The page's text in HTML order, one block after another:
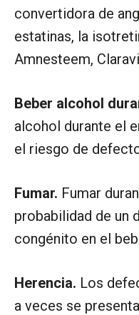
convertidora de
estatinas, la
Amnesteem,
Beber alcohol
alcohol durante el
el riesgo de
Fumar. Fumar
probabilidad de un
congénito en el
Herencia. Los
a veces se